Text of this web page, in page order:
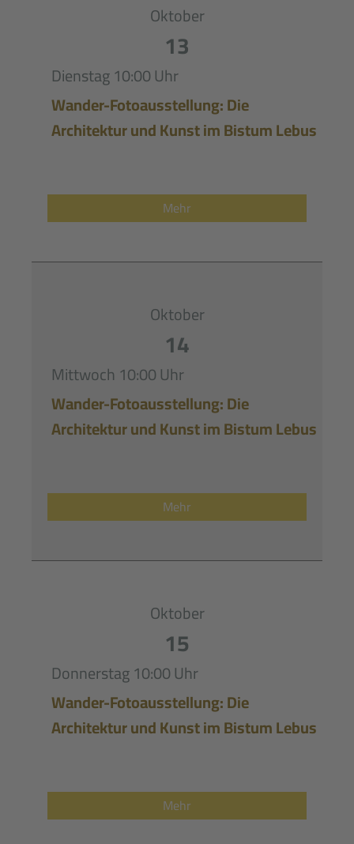
Oktober
13
Dienstag10:00 Uhr
Wander-Fotoausstellung: Die
Architektur und Kunst im Bistum Lebus
Mehr
Oktober
14
Mittwoch 10:00 Uhr
Wander-Fotoausstellung: Die
Architektur und Kunst im Bistum Lebus
Mehr
Oktober
15
Donnerstag10:00 Uhr
Wander-Fotoausstellung: Die
Architektur und Kunst im Bistum Lebus
Mehr